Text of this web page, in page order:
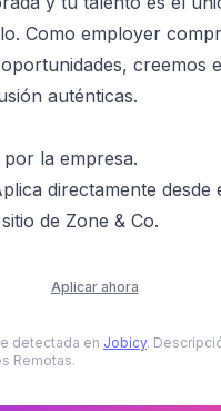
Como employer
creemos
auténticas.
la empresa.
directamente desde
de Zone & Co.
Aplicar ahora
detectada en Jobicy.
Remotas.